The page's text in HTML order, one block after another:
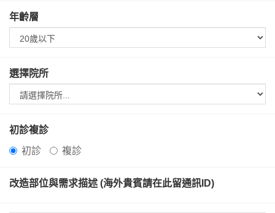
年齡層
選擇院所
初診複診
初診
複診
改造部位與需求描述 (海外貴賓請在此留通訊ID)